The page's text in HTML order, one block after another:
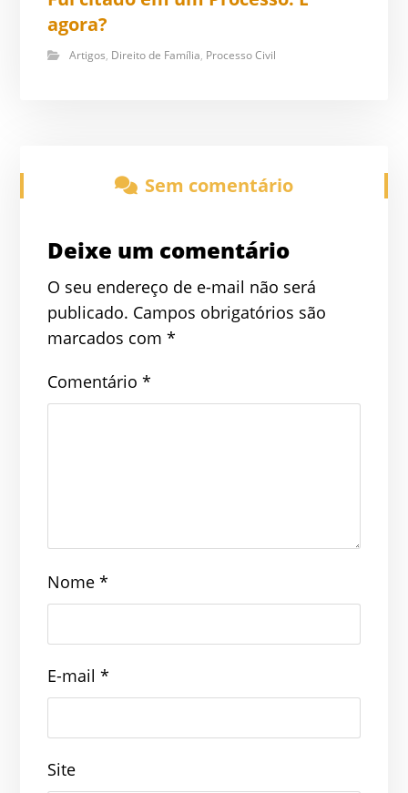
agora?
Artigos, Direito de Família, Processo Civil
Sem comentário
Deixe um comentário
O seu endereço de e-mail não será
publicado. Campos obrigatórios são
marcados com*
Comentário*
Nome*
E-mail*
Site